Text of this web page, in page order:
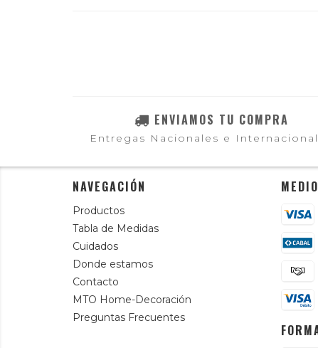
ENVIAMOS TU COMPRA
Entregas Nacionales e
NAVEGACIÓN
Productos
Tabla de Medidas
Cuidados
Donde estamos
Contacto
MTO Home-Decoración
Preguntas Frecuentes